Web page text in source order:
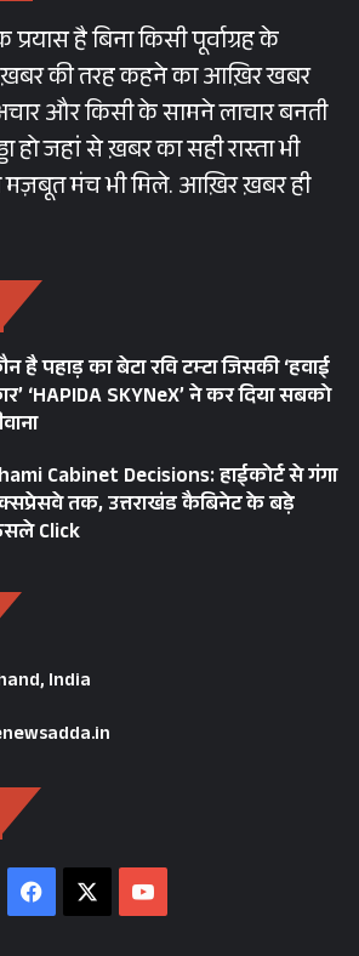
है बिना किसी पूर्वाग्रह के
की तरह कहने का आख़िर खबर
और किसी के सामने लाचार बनती
हो जहां से ख़बर का सही रास्ता भी
मज़बूत मंच भी मिले. आख़िर ख़बर ही
है पहाड़ का बेटा रवि टम्टा जिसकी ‘हवाई
‘HAPIDA SKYNeX’ ने कर दिया सबको
Cabinet Decisions: हाईकोर्ट से गंगा
तक, उत्तराखंड कैबिनेट के बड़े
Click
India
Facebook YouTube